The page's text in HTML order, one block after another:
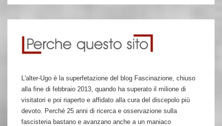
L'alter-Ugo è la superfetazione del blog Fascinazione, chiuso
alla fine di febbraio 2013, quando ha superato il milione di
visitatori e poi riaperto e affidato alla cura del discepolo più
devoto. Perché 25 anni di ricerca e osservazione sulla
fascisteria bastano e avanzano anche a un maniaco